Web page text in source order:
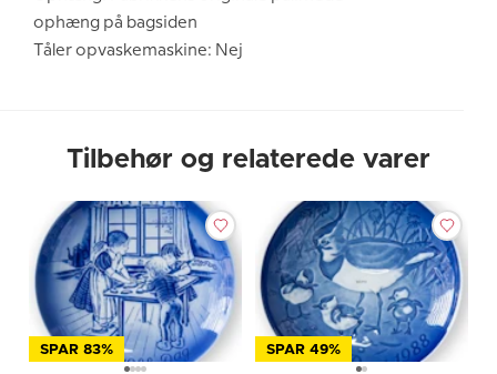
ophæng på bagsiden
Tåler opvaskemaskine: Nej
Tilbehør og relaterede varer
SPAR 83% SPAR 49%